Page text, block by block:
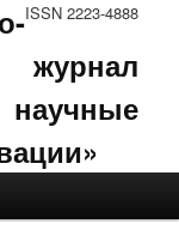
ISSN 2223-4888